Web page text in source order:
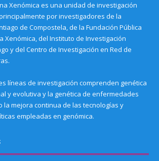
Xenómica es una unidad de investigación
por investigadores de la
de Compostela, de la Fundación Pública
Xenómica, del Instituto de Investigación
y del Centro de Investigación en Red de
líneas de investigación comprenden genética
y evolutiva y la genética de enfermedades
la mejora continua de las tecnologías y
empleadas en genómica.